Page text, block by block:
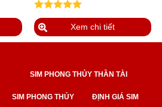
Xem chi tiết
SIM PHONG THỦY THẦN TÀI
SIM PHONG THỦY ĐỊNH GIÁ SIM